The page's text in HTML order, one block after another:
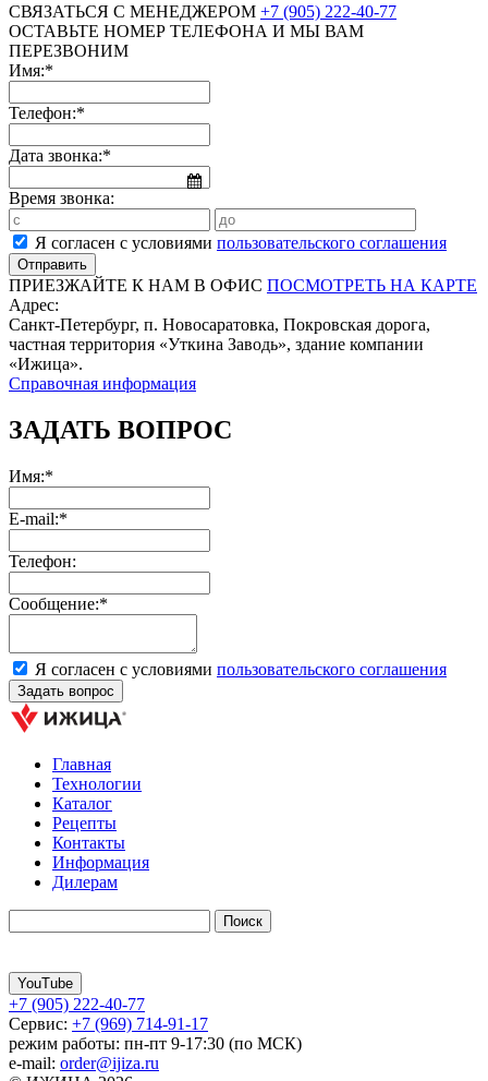
СВЯЗАТЬСЯ С МЕНЕДЖЕРОМ +7 (905) 222-40-77
ОСТАВЬТЕ НОМЕР ТЕЛЕФОНА И МЫ ВАМ
ПЕРЕЗВОНИМ
Имя:*
Телефон:*
Дата звонка:*
Время звонка:
Я согласен с условиями пользовательского соглашения
ПРИЕЗЖАЙТЕ К НАМ В ОФИС ПОСМОТРЕТЬ НА КАРТЕ
Адрес:
Санкт-Петербург, п. Новосаратовка, Покровская дорога,
частная территория «Уткина Заводь», здание компании
«Ижица».
Справочная информация
ЗАДАТЬ ВОПРОС
Имя:*
E-mail:*
Телефон:
Сообщение:*
Я согласен с условиями пользовательского соглашения
Главная
Технологии
Каталог
Рецепты
Контакты
Информация
Дилерам
YouTube
+7 (905) 222-40-77
Сервис: +7 (969) 714-91-17
режим работы: пн-пт 9-17:30 (по МСК)
e-mail: order@ijiza.ru